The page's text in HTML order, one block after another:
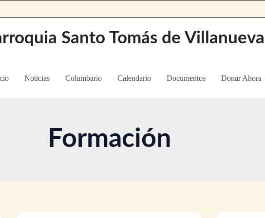
Santo Tomás de Villanueva
Noticias Columbario Calendario Documentos Donar Ahora
Formación